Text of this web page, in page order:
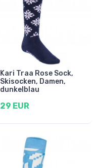
Kari Traa Rose Sock,
Skisocken, Damen,
dunkelblau
29 EUR